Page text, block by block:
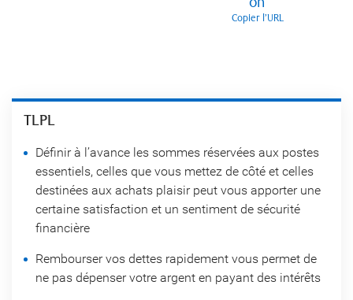
TLPL
Définir à l’avance les sommes réservées aux postes
essentiels, celles que vous mettez de côté et celles
destinées aux achats plaisir peut vous apporter une
certaine satisfaction et un sentiment de sécurité
financière
Rembourser vos dettes rapidement vous permet de
ne pas dépenser votre argent en payant des intérêts
Copier l’URL